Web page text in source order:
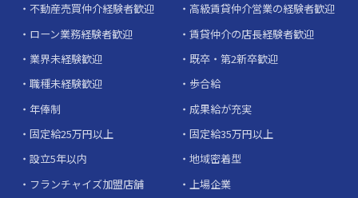
不動産売買仲介経験者歓迎
高級賃貸仲介営業の経験者歓迎
ローン業務経験者歓迎
賃貸仲介の店長経験者歓迎
業界未経験歓迎
既卒・第2新卒歓迎
職種未経験歓迎
歩合給
年俸制
成果給が充実
固定給25万円以上
固定給35万円以上
設立5年以内
地域密着型
フランチャイズ加盟店舗
上場企業